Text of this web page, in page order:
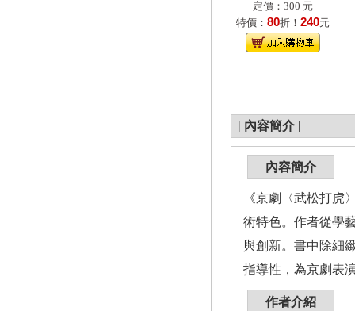
定價：300 元
特價： 80折！ 240元
| 內容簡介 |
內容簡介
《京劇〈武松打虎
術特色。作者從學
與創新。書中除細
指導性，為京劇表
作者介紹